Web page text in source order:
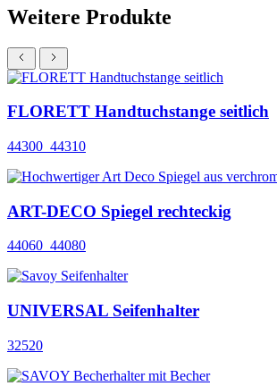
Weitere Produkte
FLORETT Handtuchstange seitlich
44300_44310
ART-DECO Spiegel rechteckig
44060_44080
UNIVERSAL Seifenhalter
32520